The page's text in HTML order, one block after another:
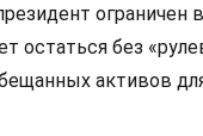
ограничен в
остаться без
активов